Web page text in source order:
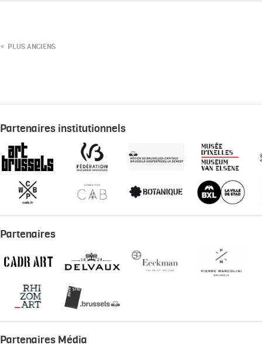
PLUS ANCIENS
Partenaires institutionnels
Partenaires
Partenaires Média